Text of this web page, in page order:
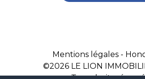
Mentions légales-
©2026 LE LION